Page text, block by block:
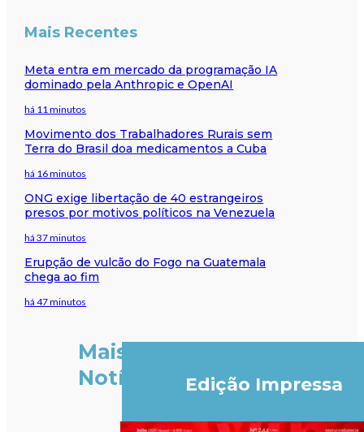
Mais Recentes
Meta entra em mercado da programação IA
dominado pela Anthropic e OpenAI
há 11 minutos
Movimento dos Trabalhadores Rurais sem
Terra do Brasil doa medicamentos a Cuba
há 16 minutos
ONG exige libertação de 40 estrangeiros
presos por motivos políticos na Venezuela
há 37 minutos
Erupção de vulcão do Fogo na Guatemala
chega ao fim
há 47 minutos
Mais
Notícias
Edição Impressa